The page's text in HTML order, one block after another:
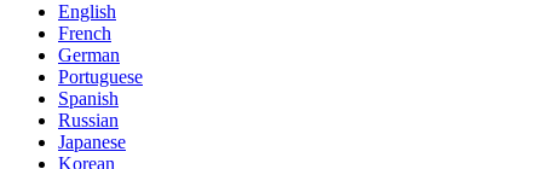
English
French
German
Portuguese
Spanish
Russian
Japanese
Korean